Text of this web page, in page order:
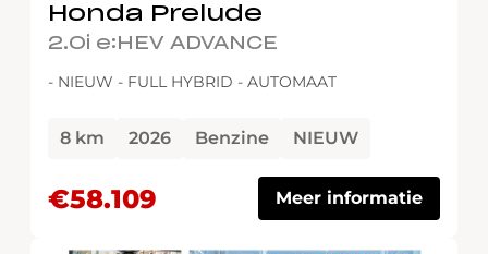
Honda Prelude
2.0i e:HEV ADVANCE
- NIEUW - FULL HYBRID - AUTOMAAT
8 km 2026 Benzine NIEUW
€58.109 Meer informatie